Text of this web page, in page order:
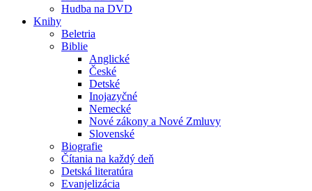
Hudba na DVD
Knihy
Beletria
Biblie
Anglické
České
Detské
Inojazyčné
Nemecké
Nové zákony a Nové Zmluvy
Slovenské
Biografie
Čítania na každý deň
Detská literatúra
Evanjelizácia